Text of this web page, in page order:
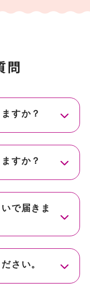
すか？
すか？
で届きま
さい。